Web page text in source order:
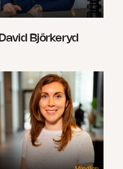
David Björkeryd